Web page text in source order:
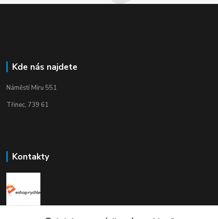
Kde nás najdete
Náměstí Míru 551
Třinec, 739 61
Kontakty